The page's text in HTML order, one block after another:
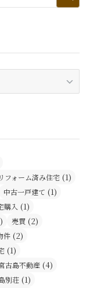
リフォーム済み住宅 (1)
中古一戸建て (1)
購入 (1)
売買 (2)
件 (2)
(1)
古島不動産 (4)
別荘 (1)